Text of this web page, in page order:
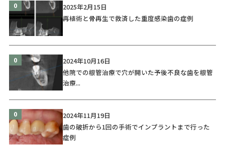
0
2025年2月15日
再植術と骨再生で救済した重度感染歯の症例
0
2024年10月16日
他院での根管治療で穴が開いた予後不良な歯を根管
治療...
0
2024年11月19日
歯の破折から1回の手術でインプラントまで行った
症例